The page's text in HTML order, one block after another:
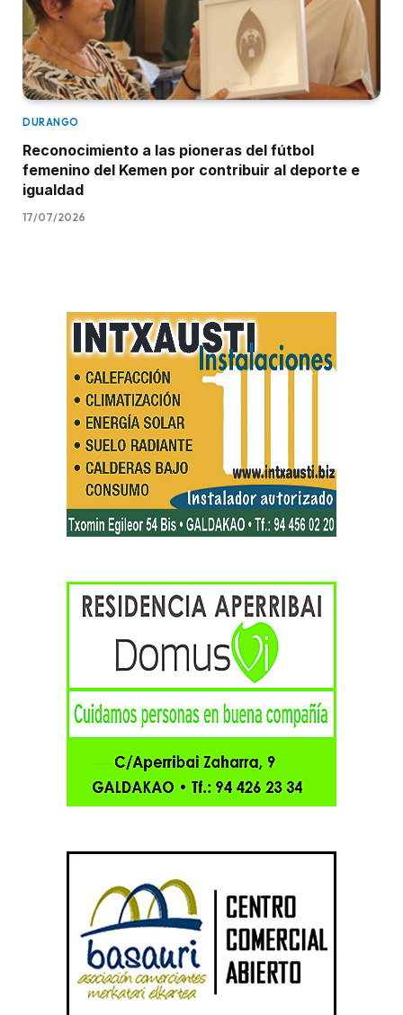
DURANGO
Reconocimiento a las pioneras del fútbol
femenino del Kemen por contribuir al deporte e
igualdad
17/07/2026